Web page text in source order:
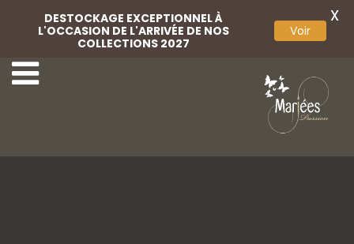
54-Monica Loretti 56-Monica Loretti
DESTOCKAGE EXCEPTIONNEL À
L'OCCASION DE L'ARRIVÉE DE NOS
COLLECTIONS 2027
Voir
X